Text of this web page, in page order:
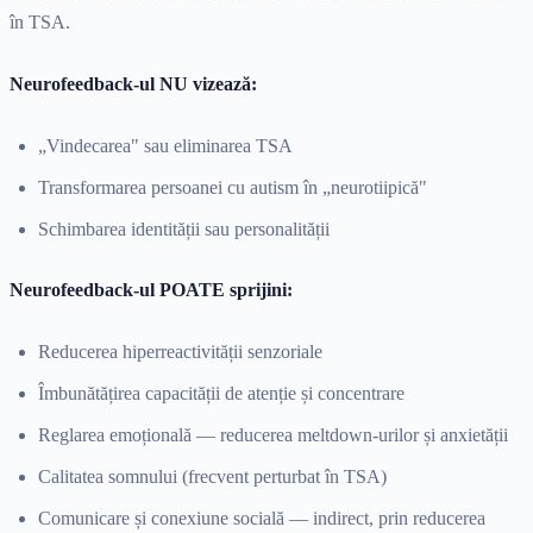
în TSA.
Neurofeedback-ul NU vizează:
„Vindecarea" sau eliminarea TSA
Transformarea persoanei cu autism în „neurotiipică"
Schimbarea identității sau personalității
Neurofeedback-ul POATE sprijini:
Reducerea hiperreactivității senzoriale
Îmbunătățirea capacității de atenție și concentrare
Reglarea emoțională — reducerea meltdown-urilor și anxietății
Calitatea somnului (frecvent perturbat în TSA)
Comunicare și conexiune socială — indirect, prin reducerea